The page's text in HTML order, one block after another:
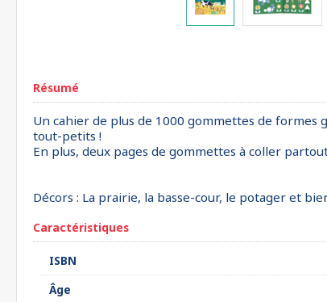
Résumé
Un cahier de plus de 1000 gommettes de
tout-petits !
En plus, deux pages de gommettes à coller
Décors : La prairie, la basse-cour, le potager et
Caractéristiques
ISBN
Âge